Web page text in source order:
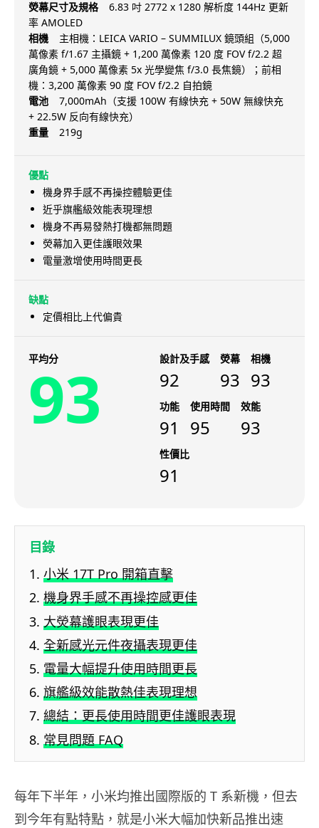
熒幕尺寸及規格
6.83 吋 2772 x 1280 解析度 144Hz 更新
率 AMOLED
相機
主相機：LEICA VARIO – SUMMILUX 鏡頭組（5,000
萬像素 f/1.67 主攝鏡 + 1,200 萬像素 120 度 FOV f/2.2 超
廣角鏡 + 5,000 萬像素 5x 光學變焦 f/3.0 長焦鏡）；前相
機：3,200 萬像素 90 度 FOV f/2.2 自拍鏡
電池
7,000mAh（支援 100W 有線快充 + 50W 無線快充
+ 22.5W 反向有線快充）
重量
219g
優點
機身界手感不再操控體驗更佳
近乎旗艦級效能表現理想
機身不再易發熱打機都無問題
熒幕加入更佳護眼效果
電量激增使用時間更長
缺點
定價相比上代偏貴
平均分
93 設計及手感
92
熒幕
93
相機
93
功能
91
使用時間
95
效能
93
性價比
91
目錄
小米 17T Pro 開箱直擊
機身界手感不再操控感更佳
大熒幕護眼表現更佳
全新感光元件夜攝表現更佳
電量大幅提升使用時間更長
旗艦級效能散熱佳表現理想
總結：更長使用時間更佳護眼表現
常見問題 FAQ
每年下半年，小米均推出國際版的 T 系新機，但去
到今年有點特點，就是小米大幅加快新品推出速